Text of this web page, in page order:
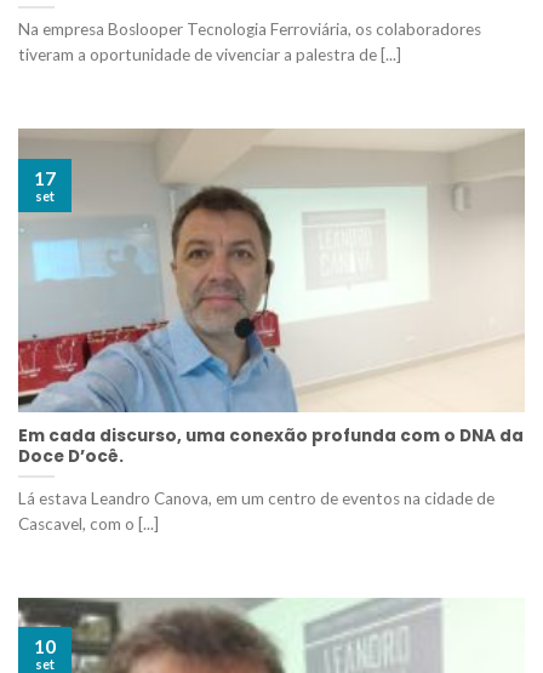
Na empresa Boslooper Tecnologia Ferroviária, os colaboradores
tiveram a oportunidade de vivenciar a palestra de [...]
Em cada discurso, uma conexão profunda com o DNA da
Doce D’ocê.
Lá estava Leandro Canova, em um centro de eventos na cidade de
Cascavel, com o [...]
17
set
10
set